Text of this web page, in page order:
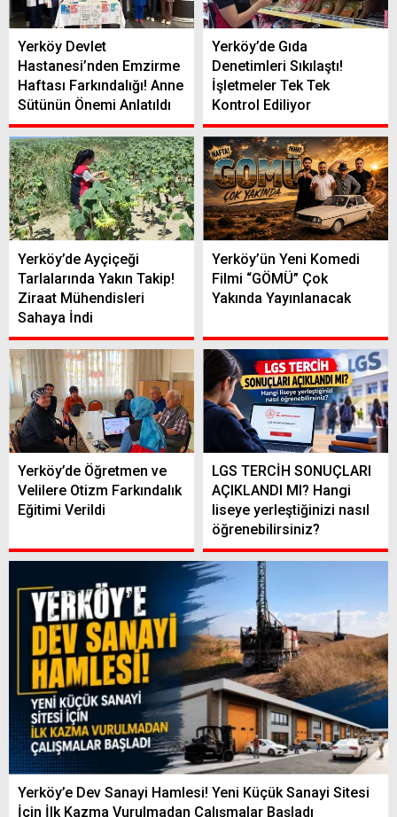
Yerköy Devlet
Hastanesi’nden Emzirme
Haftası Farkındalığı! Anne
Sütünün Önemi Anlatıldı
Yerköy’de Gıda
Denetimleri Sıkılaştı!
İşletmeler Tek Tek
Kontrol Ediliyor
Yerköy’de Ayçiçeği
Tarlalarında Yakın Takip!
Ziraat Mühendisleri
Sahaya İndi
Yerköy’ün Yeni Komedi
Filmi “GÖMÜ” Çok
Yakında Yayınlanacak
Yerköy’de Öğretmen ve
Velilere Otizm Farkındalık
Eğitimi Verildi
LGS TERCİH SONUÇLARI
AÇIKLANDI MI? Hangi
liseye yerleştiğinizi nasıl
öğrenebilirsiniz?
Yerköy’e Dev Sanayi Hamlesi! Yeni Küçük Sanayi Sitesi
İçin İlk Kazma Vurulmadan Çalışmalar Başladı